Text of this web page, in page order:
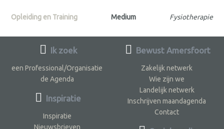
Opleiding en Training Medium Fysiotherapie
Ik zoek
een Professional/Organisatie
de Agenda
Inspiratie
Inspiratie
Nieuwsbrieven
Bewust Amersfoort
Zakelijk netwerk
Wie zijn we
Landelijk netwerk
Inschrijven maandagenda
Contact